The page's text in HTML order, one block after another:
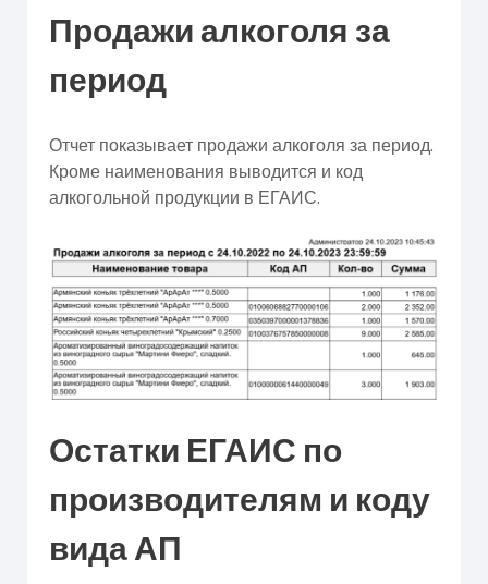
Продажи алкоголя за
период
Отчет показывает продажи алкоголя за период.
Кроме наименования выводится и код
алкогольной продукции в ЕГАИС.
Остатки ЕГАИС по
производителям и коду
вида АП